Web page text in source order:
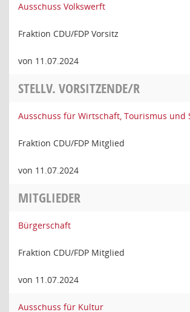
Ausschuss Volkswerft
Fraktion CDU/FDP Vorsitz
von 11.07.2024
STELLV. VORSITZENDE/R
Ausschuss für Wirtschaft, Tourismus und
Fraktion CDU/FDP Mitglied
von 11.07.2024
MITGLIEDER
Bürgerschaft
Fraktion CDU/FDP Mitglied
von 11.07.2024
Ausschuss für Kultur